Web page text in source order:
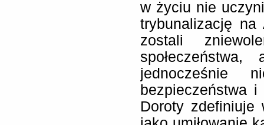
w życiu nie
trybunalizację na
zostali
jednocześnie
bezpieczeństwa
Doroty zdefiniuje